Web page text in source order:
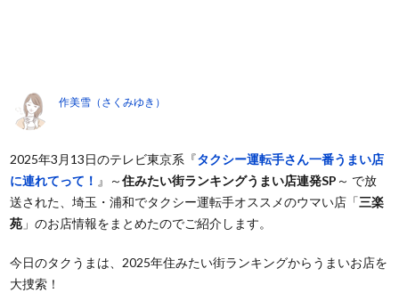
作美雪（さくみゆき）
2025年3月13日のテレビ東京系『タクシー運転手さん一番うまい店
に連れてって！ 』～住みたい街ランキングうまい店連発SP ～ で放
送された、埼玉・浦和でタクシー運転手オススメのウマい店「三楽
苑 」のお店情報をまとめたのでご紹介します。
今日のタクうまは、2025年住みたい街ランキングからうまいお店を
大捜索！